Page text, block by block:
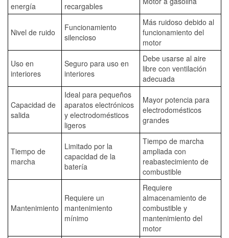
energía
recargables
Nivel de ruido
Funcionamiento
silencioso
Más ruidoso debido al
funcionamiento del
motor
Uso en
interiores
Seguro para uso en
interiores
Debe usarse al aire
libre con ventilación
adecuada
Capacidad de
salida
Ideal para pequeños
aparatos electrónicos
y electrodomésticos
ligeros
Mayor potencia para
electrodomésticos
grandes
Tiempo de
marcha
Limitado por la
capacidad de la
batería
Tiempo de marcha
ampliada con
reabastecimiento de
combustible
Mantenimiento
Requiere un
mantenimiento
mínimo
Requiere
almacenamiento de
combustible y
mantenimiento del
motor